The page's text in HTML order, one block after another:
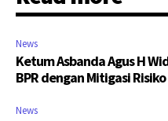
News
Ketum Asbanda Agus H
BPR dengan Mitigasi
News